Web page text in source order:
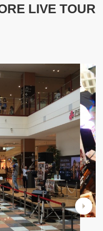
LIVE TOUR